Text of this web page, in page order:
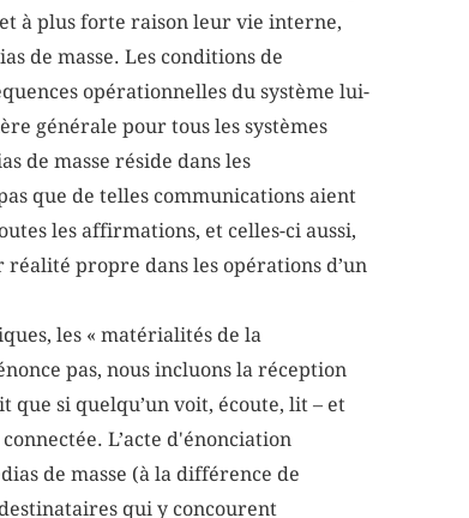
à plus forte raison leur vie interne,
de masse. Les conditions de
opérationnelles du système lui-
générale pour tous les systèmes
de masse réside dans les
que de telles communications aient
les affirmations, et celles-ci aussi,
propre dans les opérations d’un
les « matérialités de la
pas, nous incluons la réception
que si quelqu’un voit, écoute, lit – et
L’acte d'énonciation
de masse (à la différence de
qui y concourent